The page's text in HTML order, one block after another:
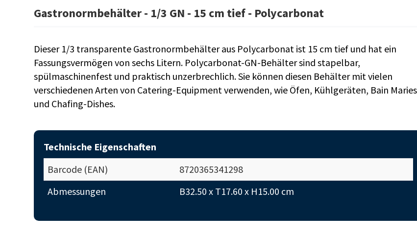
Gastronormbehälter - 1/3 GN - 15 cm tief - Polycarbonat
Dieser 1/3 transparente Gastronormbehälter aus Polycarbonat ist 15 cm tief und hat ein
Fassungsvermögen von sechs Litern. Polycarbonat-GN-Behälter sind stapelbar,
spülmaschinenfest und praktisch unzerbrechlich. Sie können diesen Behälter mit vielen
verschiedenen Arten von Catering-Equipment verwenden, wie Öfen, Kühlgeräten, Bain Maries
und Chafing-Dishes.
Technische Eigenschaften
Barcode (EAN)
8720365341298
Abmessungen
B32.50 x T17.60 x H15.00 cm